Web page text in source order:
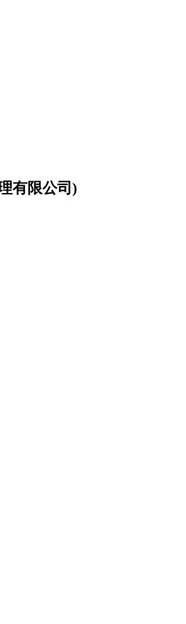
有限公司)